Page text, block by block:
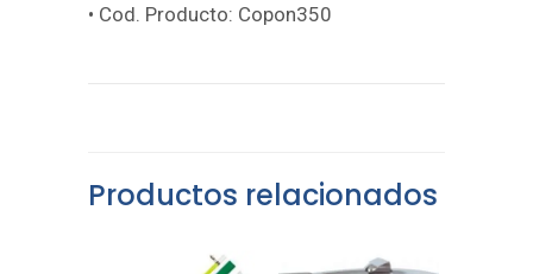
• Cod. Producto: Copon350
Productos relacionados